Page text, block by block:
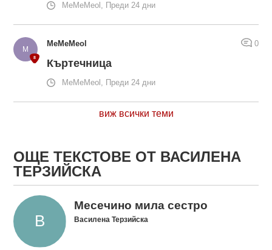
MeMeMeol, Преди 24 дни
MeMeMeol 0
Къртечница
MeMeMeol, Преди 24 дни
виж всички теми
ОЩЕ ТЕКСТОВЕ ОТ ВАСИЛЕНА
ТЕРЗИЙСКА
Месечино мила сестро
Василена Терзийска